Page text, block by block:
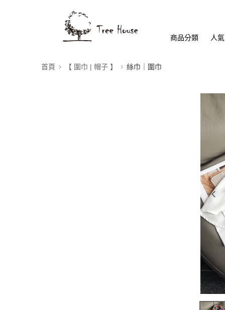
商品分類 人
首頁 【 圍巾 | 帽子 】 絲巾｜圍巾